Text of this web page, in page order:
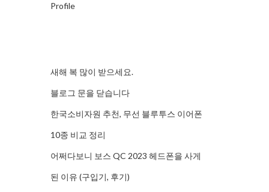
Profile
새해 복 많이 받으세요.
블로그 문을 닫습니다
한국소비자원 추천, 무선 블루투스 이어폰
10종 비교 정리
어쩌다보니 보스 QC 2023 헤드폰을 사게
된 이유 (구입기, 후기)